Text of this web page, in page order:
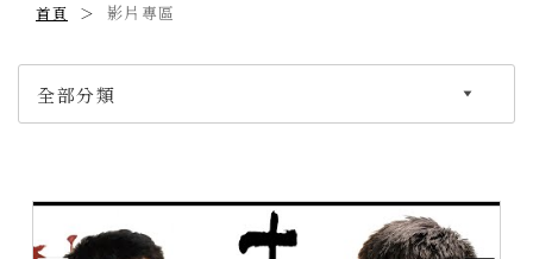
首頁 影片專區